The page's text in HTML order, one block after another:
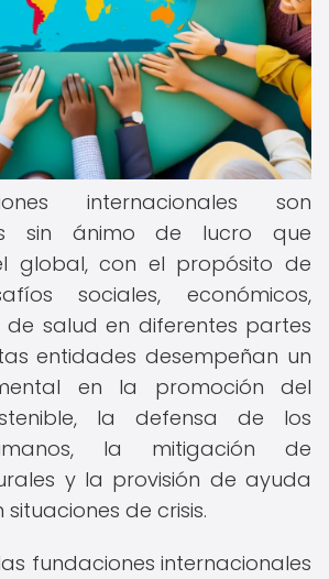
internacionales son
sin ánimo de lucro que
global, con el propósito de
sociales, económicos,
salud en diferentes partes
entidades desempeñan un
en la promoción del
la defensa de los
la mitigación de
y la provisión de ayuda
de crisis.
fundaciones internacionales